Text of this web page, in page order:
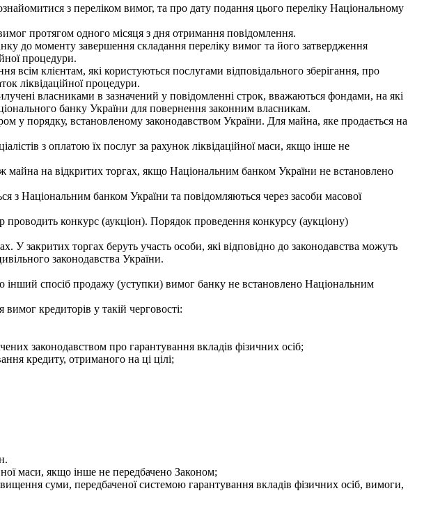
з переліком вимог, та про дату подання цього переліку Національному
протягом одного місяця з дня отримання повідомлення.
до моменту завершення складання переліку вимог та його затвердження
процедури.
всім клієнтам, які користуються послугами відповідального зберігання, про
ліквідаційної процедури.
власниками в зазначений у повідомленні строк, вважаються фондами, на які
банку України для повернення законним власникам.
у порядку, встановленому законодавством України. Для майна, яке продається на
з оплатою їх послуг за рахунок ліквідаційної маси, якщо інше не
майна на відкритих торгах, якщо Національним банком України не встановлено
Національним банком України та повідомляються через засоби масової
конкурс (аукціон). Порядок проведення конкурсу (аукціону)
закритих торгах беруть участь особи, які відповідно до законодавства можуть
законодавства України.
інший спосіб продажу (уступки) вимог банку не встановлено Національним
кредиторів у такій черговості:
законодавством про гарантування вкладів фізичних осіб;
кредиту, отриманого на ці цілі;
маси, якщо інше не передбачено Законом;
суми, передбаченої системою гарантування вкладів фізичних осіб, вимоги,